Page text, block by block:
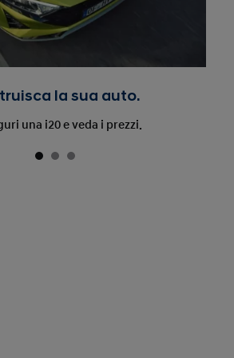
la sua auto.
una i20 e veda i prezzi.